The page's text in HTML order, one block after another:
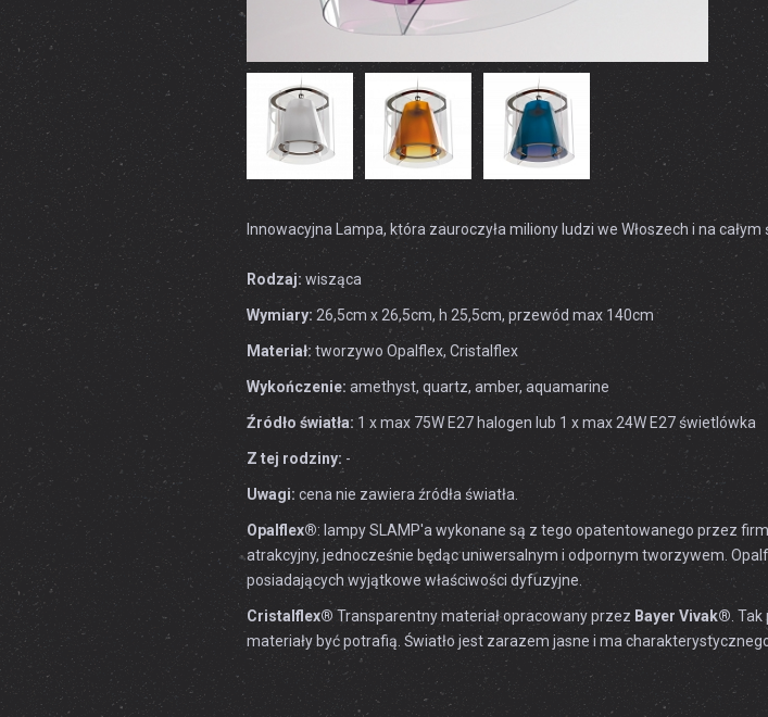
Innowacyjna Lampa, która zauroczyła miliony ludzi we Włoszech i na całym
Rodzaj: wisząca
Wymiary: 26,5cm x 26,5cm, h 25,5cm, przewód max 140cm
Materiał:tworzywo Opalflex, Cristalflex
Wykończenie: amethyst, quartz, amber, aquamarine
Źródło światła: 1 x max 75W E27 halogen lub 1 x max 24W E27 świetlówka
Z tej rodziny: -
Uwagi: cena nie zawiera źródła światła.
Opalflex®: lampy SLAMP'a wykonane są z tego opatentowanego przez
atrakcyjny, jednocześnie będąc uniwersalnym i odpornym tworzywem.
posiadających wyjątkowe właściwości dyfuzyjne.
Cristalflex® Transparentny materiał opracowany przez Bayer Vivak® .
materiały być potrafią. Światło jest zarazem jasne i ma